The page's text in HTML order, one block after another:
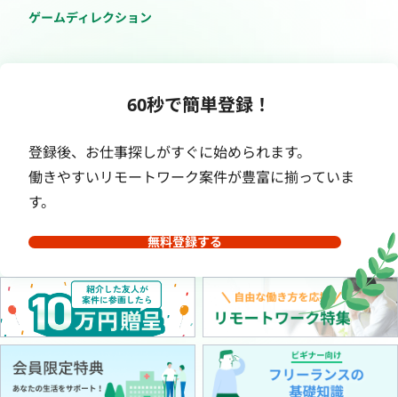
ゲームディレクション
60秒で簡単登録！
登録後、お仕事探しがすぐに始められます。
働きやすいリモートワーク案件が豊富に揃っていま
す。
無料登録する